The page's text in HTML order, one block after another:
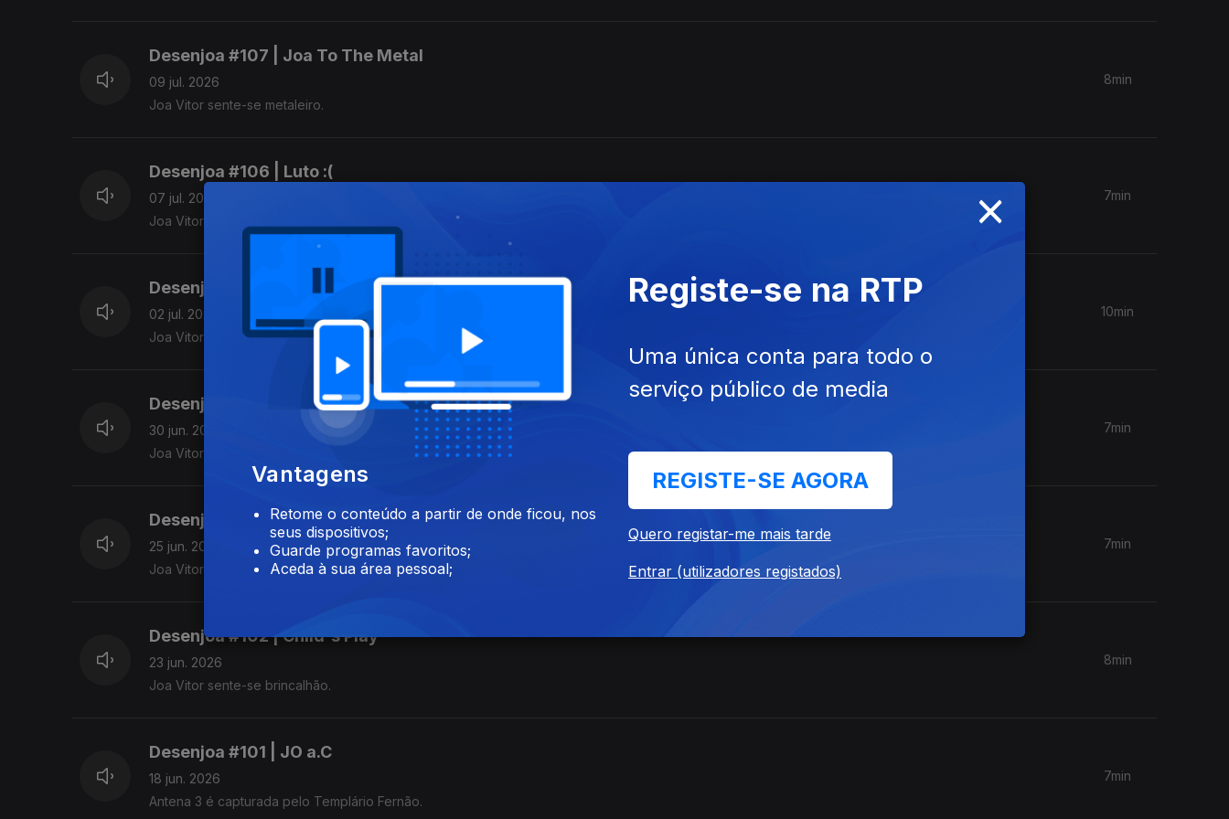
Desenjoa #107 | Joa To The Metal
09 jul. 2026
Joa Vitor sente-se metaleiro.
8min
Desenjoa #106 | Luto :(
07 jul. 2026
Joa Vitor sente-se em luto.
7min
Desenjoa #105 | 20/20 Vision
02 jul. 2026
Joa Vitor sente-se visual.
10min
Desenjoa #104 | Cordas e Escadas
30 jun. 2026
Joa Vitor sente-se elevado.
7min
Desenjoa #103 | Fixing Football Outra Vez
25 jun. 2026
Joa Vitor sente-se resiliente.
7min
Desenjoa #102 | Child's Play
23 jun. 2026
Joa Vitor sente-se brincalhão.
8min
Desenjoa #101 | JO a.C
18 jun. 2026
Antena 3 é capturada pelo Templário Fernão.
7min
×
Vantagens
Retome o conteúdo a partir de onde ficou, nos
seus dispositivos;
Guarde programas favoritos;
Aceda à sua área pessoal;
Registe-se na RTP
Uma única conta para todo o
serviço público de media
REGISTE-SE AGORA
Quero registar-me mais tarde
Entrar (utilizadores registados)